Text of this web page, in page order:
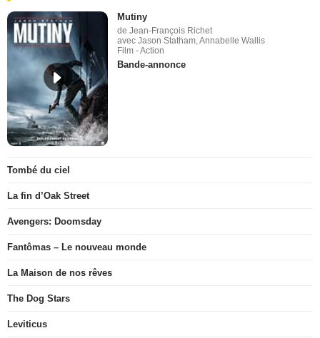
Mutiny
de Jean-François Richet
avec Jason Statham, Annabelle Wallis
Film - Action
Bande-annonce
Tombé du ciel
La fin d’Oak Street
Avengers: Doomsday
Fantômas – Le nouveau monde
La Maison de nos rêves
The Dog Stars
Leviticus